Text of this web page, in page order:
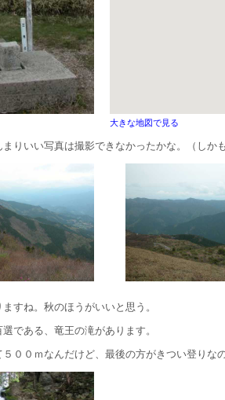
大きな地図で見る
りいい写真は撮影できなかったかな。（しか
すね。秋のほうがいいと思う。
である、竜王の滝があります。
００ｍなんだけど、最後の方がきつい登りな